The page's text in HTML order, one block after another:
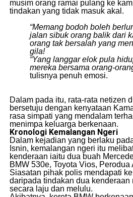
musim orang ramai pulang ke
tindakan yang tidak masuk akal.
“Memang bodoh boleh
jalan sibuk orang balik dari
orang tak bersalah yang
gila!
“Yang langgar elok pula
mereka bersama orang-
tulisnya penuh emosi.
​Dalam pada itu, rata-rata netizen
bersetuju dengan kenyataan
rasa simpati yang mendalam
menimpa keluarga berkenaan.
Kronologi Kemalangan Ngeri
​Dalam kejadian yang berlaku
Isnin, kemalangan ngeri itu
kenderaan iaitu dua buah
BMW 530e, Toyota Vios,
​Siasatan pihak polis mendapati
daripada tindakan dua kenderaan
secara laju dan melulu.